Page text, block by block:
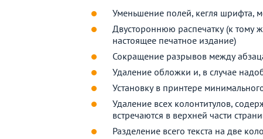
Уменьшение полей, кегля шрифта,
Двустороннюю распечатку (к тому
настоящее печатное издание)
Сокращение разрывов между
Удаление обложки и, в случае
Установку в принтере
Удаление всех колонтитулов,
встречаются в верхней части
Разделение всего текста на две